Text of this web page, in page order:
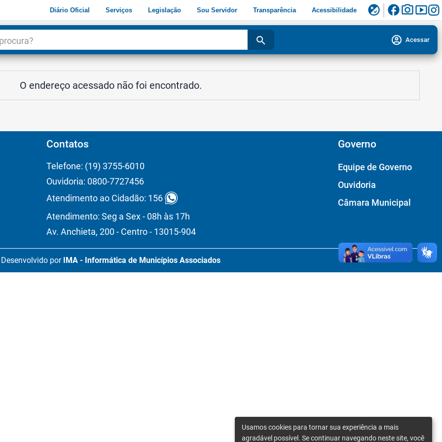
Diário Oficial Serviços Legislação Sou Servidor Transparência Acessibilidade flaky facebookphoto_camerasmart_display
search account_circle Acessar
O endereço acessado não foi encontrado.
Contatos
Telefone: (19) 3755-6010
Ouvidoria: 0800-7727456
Atendimento ao Cidadão: 156
Atendimento: Seg a Sex - 08h às 17h
Av. Anchieta, 200 - Centro - 13015-904
Governo
Equipe de Governo
Ouvidoria
Câmara Municipal
Desenvolvido por IMA - Informática de Municípios Associados
Usamos cookies para tornar sua experiência a mais
agradável possível. Se continuar navegando neste site, você